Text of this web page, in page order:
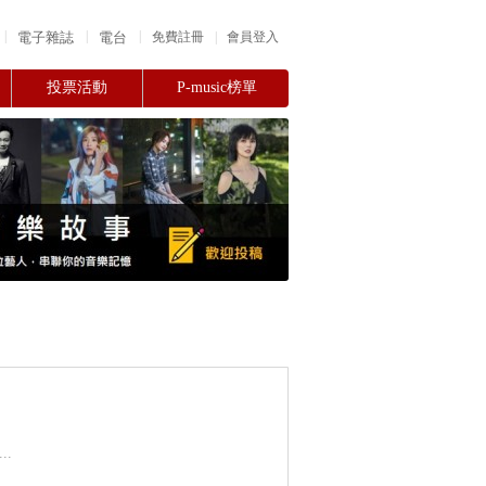
會員登入
免費註冊
電子雜誌 電台
投票活動 P-music榜單